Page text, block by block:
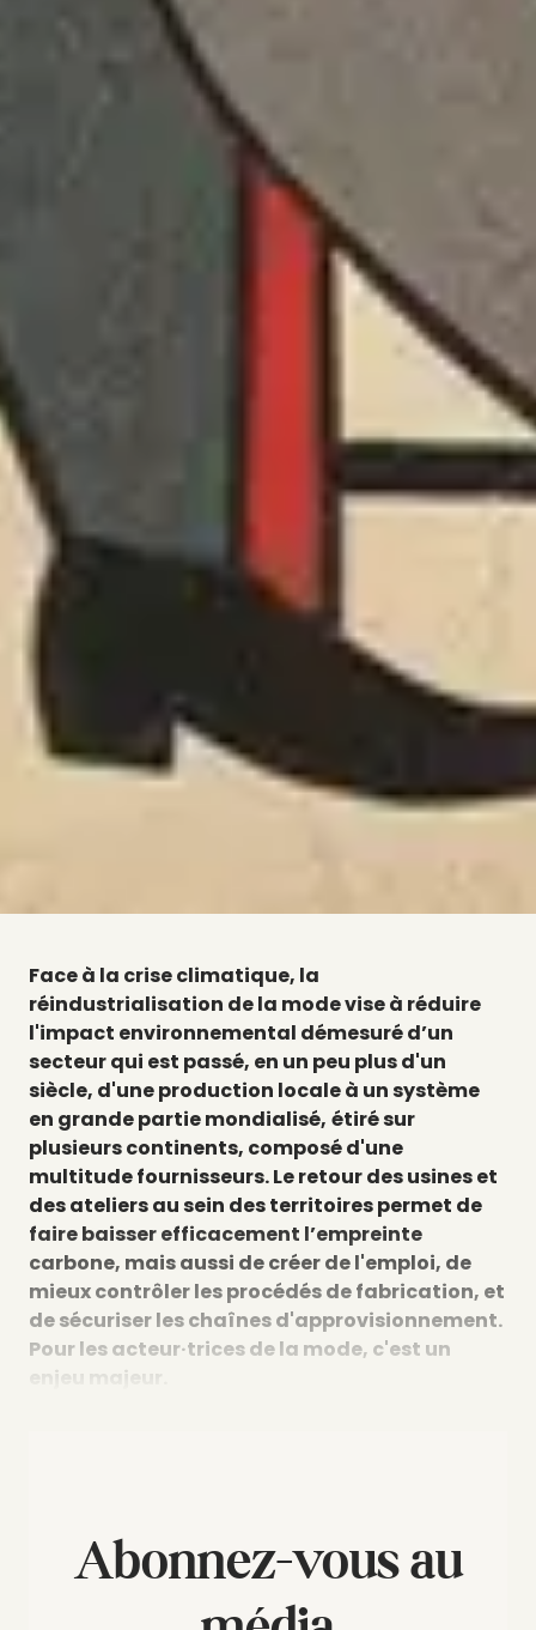
Face à la crise climatique, la
réindustrialisation de la mode vise à réduire
l'impact environnemental démesuré d’un
secteur qui est passé, en un peu plus d'un
siècle, d'une production locale à un système
en grande partie mondialisé, étiré sur
plusieurs continents, composé d'une
multitude fournisseurs. Le retour des usines et
des ateliers au sein des territoires permet de
faire baisser efficacement l’empreinte
carbone, mais aussi de créer de l'emploi, de
mieux contrôler les procédés de fabrication, et
de sécuriser les chaînes d'approvisionnement.
Pour les acteur·trices de la mode, c'est un
enjeu majeur.
Abonnez-vous au